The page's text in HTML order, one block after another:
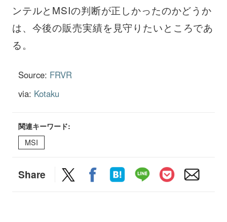
ンテルとMSIの判断が正しかったのかどうか
は、今後の販売実績を見守りたいところであ
る。
Source: FRVR
via: Kotaku
関連キーワード:
MSI
Share